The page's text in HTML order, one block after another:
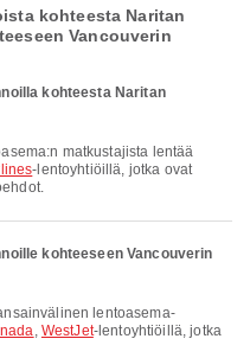
kohteesta Naritan
Vancouverin
kohteesta Naritan
matkustajista lentää
-lentoyhtiöillä, jotka ovat
kohteeseen Vancouverin
, WestJet-lentoyhtiöillä, jotka